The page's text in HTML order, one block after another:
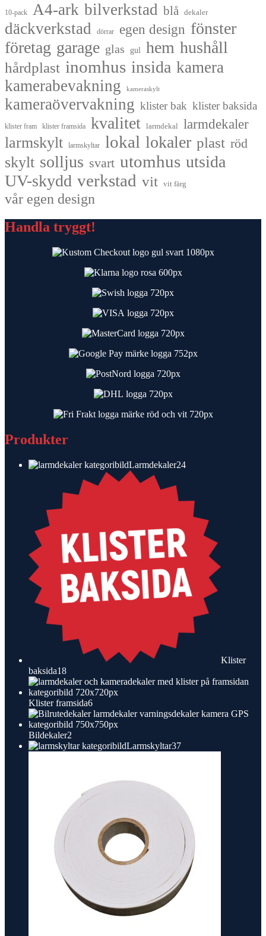
10-pack A4-ark bilverkstad blå dekaler
däckverkstad dörrar egen design fönster
företag garage glas gul hem hushåll
hårdplast inomhus insida kamera
kamerabevakning
kameraskylt
kameraövervakning klister bak klister baksida
klister fram klister framsida kvalitet larmdekal larmdekaler
larmskylt larmskyltar lokal lokaler plast röd
skylt solljus svart utomhus utsida
UV-skydd verkstad vit vit färg
vår egen design
Handla tryggt!
Produkter
Larmdekaler2424
Klister
baksida1818
produkter
Klister framsida66
produkter
Bildekaler2
produkter
Larmskyltar3737